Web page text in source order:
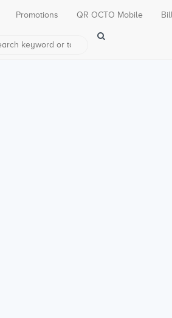
Promotions QR OCTO Mobile